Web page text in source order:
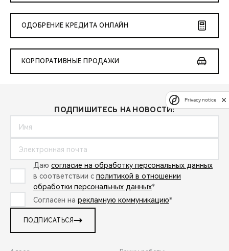
ОДОБРЕНИЕ КРЕДИТА ОНЛАЙН
КОРПОРАТИВНЫЕ ПРОДАЖИ
ПОДПИШИТЕСЬ НА НОВОСТИ:
Даю согласие на обработку персональных данных
в соответствии с политикой в отношении
обработки персональных данных*
Согласен на рекламную коммуникацию*
ПОДПИСАТЬСЯ
Privacy notice